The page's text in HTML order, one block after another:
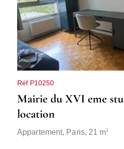
Réf P10250
Mairie du XVI eme
location
Appartement, Paris, 21 m2